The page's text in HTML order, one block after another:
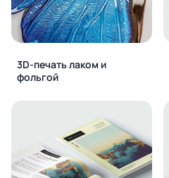
3D-печать лаком и
фольгой